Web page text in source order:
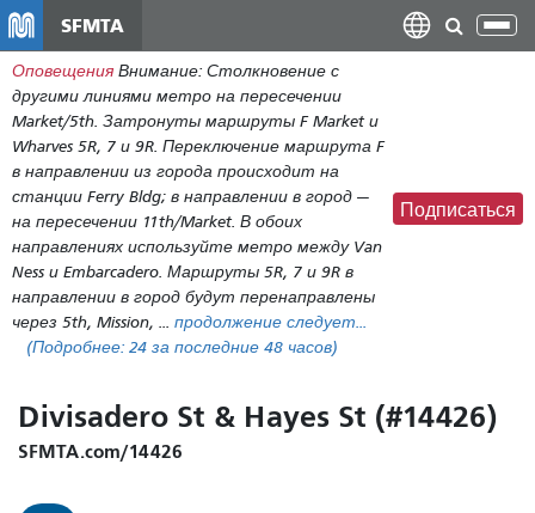
общему
содержанию
SFMTA
Оповещения Внимание: Столкновение с
другими линиями метро на пересечении
Market/5th. Затронуты маршруты F Market и
Wharves 5R, 7 и 9R. Переключение маршрута F
в направлении из города происходит на
станции Ferry Bldg; в направлении в город —
на пересечении 11th/Market. В обоих
направлениях используйте метро между Van
Ness и Embarcadero. Маршруты 5R, 7 и 9R в
направлении в город будут перенаправлены
через 5th, Mission, ... продолжение следует...
(Подробнее: 24 за последние 48 часов)
Подписаться
Divisadero St & Hayes St (#14426)
SFMTA.com/14426